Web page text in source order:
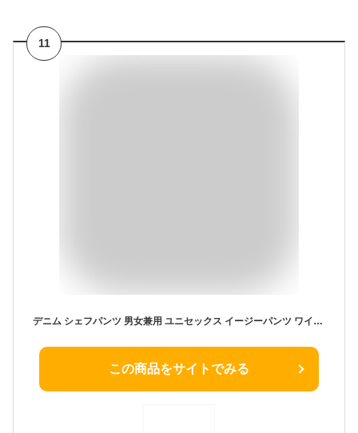
11
デニム シェフパンツ 男女兼用 ユニセックス イージーパンツ ワイドパンツ テーパードパンツ ワイドテーパード ウエストゴム ウエスト紐付き アンクル丈 ストレッチ カラー チノ ワイド シェフパンツ レディース S M L LL 2L 3L 股下68cm 大きいサイズ
この商品をサイトでみる